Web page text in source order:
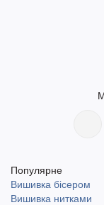
Популярне
Вишивка бісером
Вишивка нитками